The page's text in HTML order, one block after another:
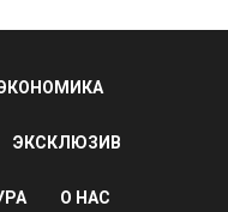
ЭКСКЛЮЗИВ
О НАС